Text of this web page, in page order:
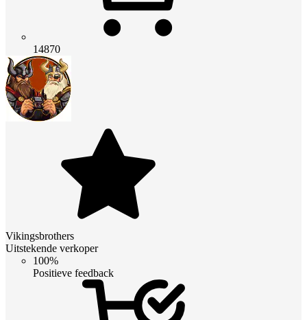
14870
Vikingsbrothers
Uitstekende verkoper
100%
Positieve feedback